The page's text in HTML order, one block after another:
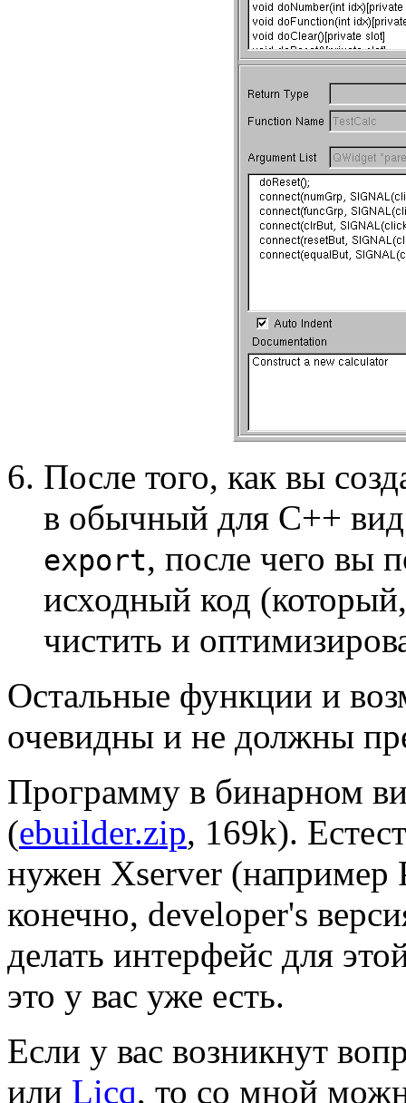
После того, как вы
в обычный для C++
export, после чего вы
исходный код
чистить и
Остальные функции и
очевидны и не должны
Программу в бинарном
(ebuilder.zip, 169k).
нужен Xserver
конечно, developer's
делать интерфейс для
это у вас уже есть.
Если у вас возникнут
или Licq, то со мной